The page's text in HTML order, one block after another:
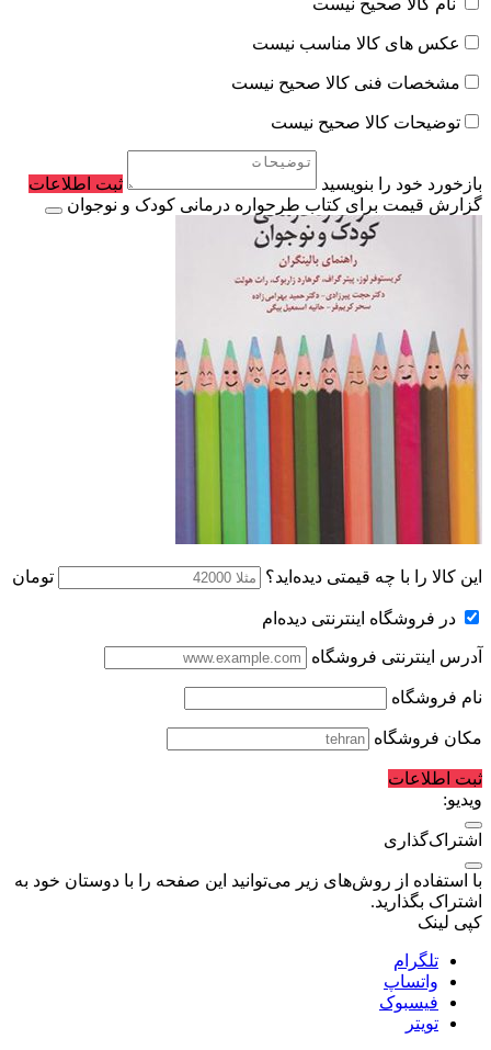
عکس های کالا مناسب نیست
مشخصات فنی کالا صحیح نیست
توضیحات کالا صحیح نیست
بازخورد خود را بنویسید
ثبت اطلاعات
گزارش قیمت برای کتاب طرحواره درمانی کودک و نوجوان
این کالا را با چه قیمتی دیده‌اید؟ تومان
در فروشگاه اینترنتی دیده‌ام
آدرس اینترنتی فروشگاه
نام فروشگاه
مکان فروشگاه
ثبت اطلاعات
ویدیو:
اشتراک‌گذاری
با استفاده از روش‌های زیر می‌توانید این صفحه را با دوستان خود به
اشتراک بگذارید.
کپی لینک
تلگرام
واتساپ
فیسبوک
تویتر